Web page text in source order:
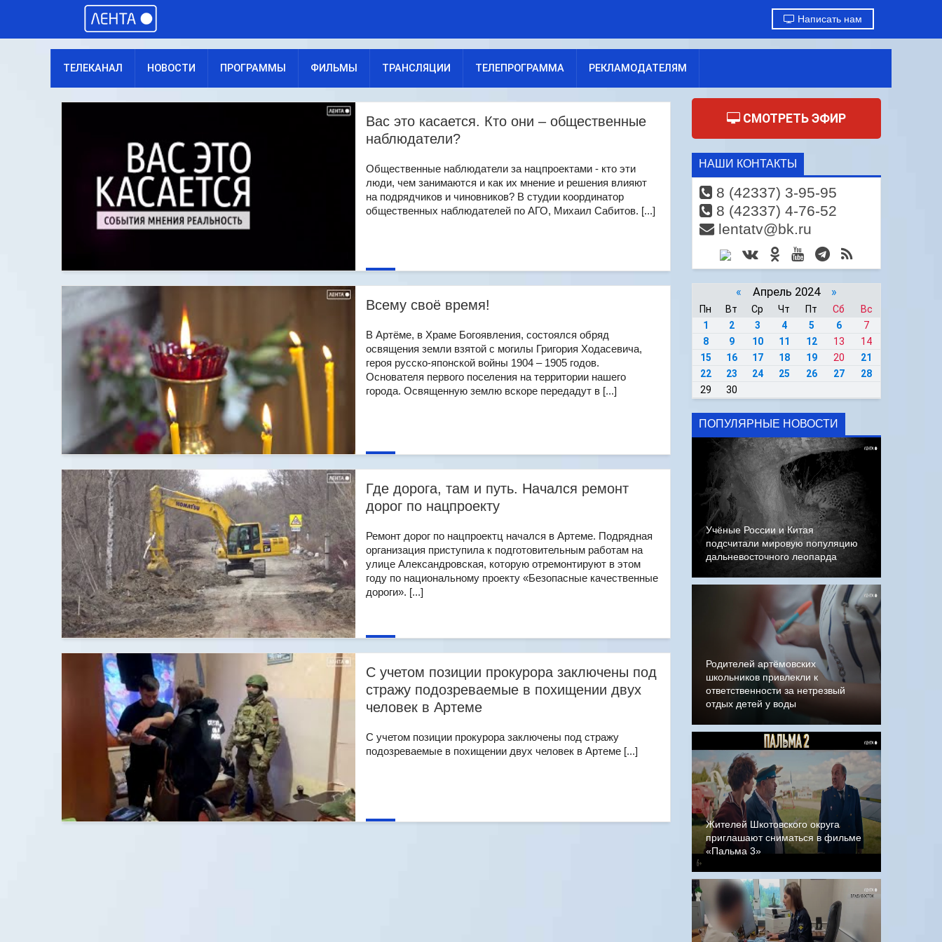
Написать нам
ТЕЛЕКАНАЛ НОВОСТИ ПРОГРАММЫ ФИЛЬМЫ ТРАНСЛЯЦИИ ТЕЛЕПРОГРАММА РЕКЛАМОДАТЕЛЯМ
Вас это касается. Кто они – общественные
наблюдатели?
Общественные наблюдатели за нацпроектами - кто эти
люди, чем занимаются и как их мнение и решения влияют
на подрядчиков и чиновников? В студии координатор
общественных наблюдателей по АГО, Михаил Сабитов. [...]
Всему своё время!
В Артёме, в Храме Богоявления, состоялся обряд
освящения земли взятой с могилы Григория Ходасевича,
героя русско-японской войны 1904 – 1905 годов.
Основателя первого поселения на территории нашего
города. Освященную землю вскоре передадут в [...]
Где дорога, там и путь. Начался ремонт
дорог по нацпроекту
Ремонт дорог по нацпроектц начался в Артеме. Подрядная
организация приступила к подготовительным работам на
улице Александровская, которую отремонтируют в этом
году по национальному проекту «Безопасные качественные
дороги». [...]
С учетом позиции прокурора заключены под
стражу подозреваемые в похищении двух
человек в Артеме
С учетом позиции прокурора заключены под стражу
подозреваемые в похищении двух человек в Артеме [...]
СМОТРЕТЬ ЭФИР
НАШИ КОНТАКТЫ
8 (42337) 3-95-95
8 (42337) 4-76-52
lentatv@bk.ru
« Апрель 2024 »
Пн Вт Ср Чт Пт Сб
Вс
1
2 3 4 5 6
7
8
9 10 11 12 13
14
15
16 17 18 19 20
21
22
23 24 25 26 27
28
29
30
ПОПУЛЯРНЫЕ НОВОСТИ
Учёные России и Китая
подсчитали мировую популяцию
дальневосточного леопарда
Родителей артёмовских
школьников привлекли к
ответственности за нетрезвый
отдых детей у воды
Жителей Шкотовского округа
приглашают сниматься в фильме
«Пальма 3»